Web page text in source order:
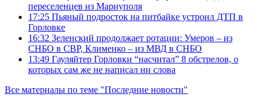
переселенцев из Мариуполя
17:25 Пьяный подросток на питбайке устроил ДТП в
Горловке
16:32 Зеленский продолжает ротации: Умеров – из
СНБО в СВР, Клименко – из МВД в СНБО
13:49 Гауляйтер Горловки “насчитал” 8 обстрелов, о
которых сам же не написал ни слова
Все материалы по теме "Последние новости"